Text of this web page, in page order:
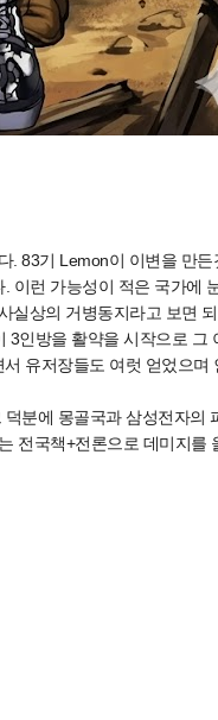
83기 Lemon이 이변을 만
런 가능성이 적은 국가에
상의 거병동지라고 보면
인방을 활약을 시작으로
유저장들도 여럿 얻었으
분에 몽골국과 삼성전자의
전국책+전론으로 데미지를